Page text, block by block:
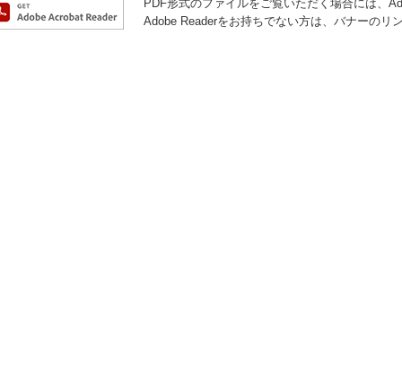
PDF形式のファイルをご覧いただく場合には、
Adobe Readerをお持ちでない方は、バナーのリ